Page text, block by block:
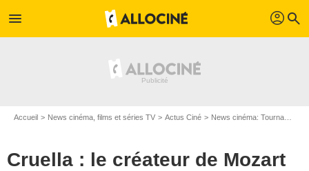
menu profil search
Accueil News cinéma, films et séries TV Actus Ciné News cinéma: Tournages
Cruella : le créateur de Mozart